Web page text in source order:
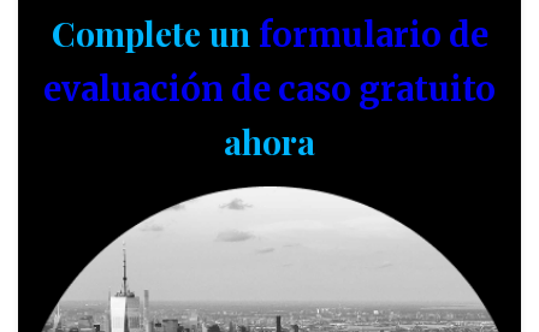
Complete un formulario de
evaluación de caso gratuito
ahora